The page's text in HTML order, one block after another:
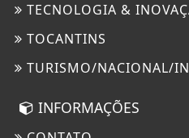
TECNOLOGIA &
TOCANTINS
TURISMO/NACIONAL/
INFORMAÇÕES